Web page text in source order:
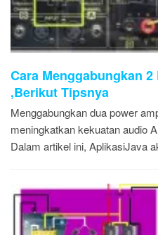
Cara Menggabungkan
,Berikut Tipsnya
Menggabungkan dua power
meningkatkan kekuatan audio
Dalam artikel ini, AplikasiJava